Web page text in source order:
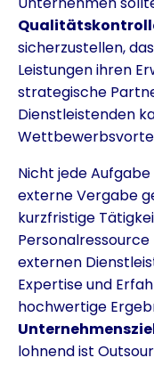
sicherzustellen,
Leistungen ihren
strategische
Dienstleistenden
Nicht jede
externe Vergabe
kurzfristige
externen
Expertise und
hochwertige
lohnend ist